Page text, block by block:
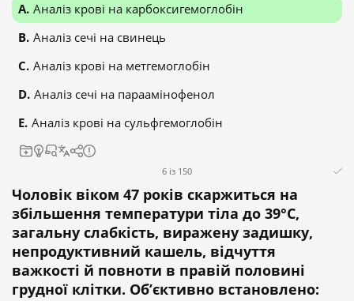
Аналіз крові на карбоксигемоглобін
Аналіз сечі на свинець
Аналіз крові на метгемоглобін
Аналіз сечі на параамінофенол
Аналіз крові на сульфгемоглобін
6 із 150
Чоловік віком 47 років скаржиться на
збільшення температури тіла до 39°C,
загальну слабкість, виражену задишку,
непродуктивний кашель, відчуття
важкості й повноти в правій половині
грудної клітки. Об’єктивно встановлено: